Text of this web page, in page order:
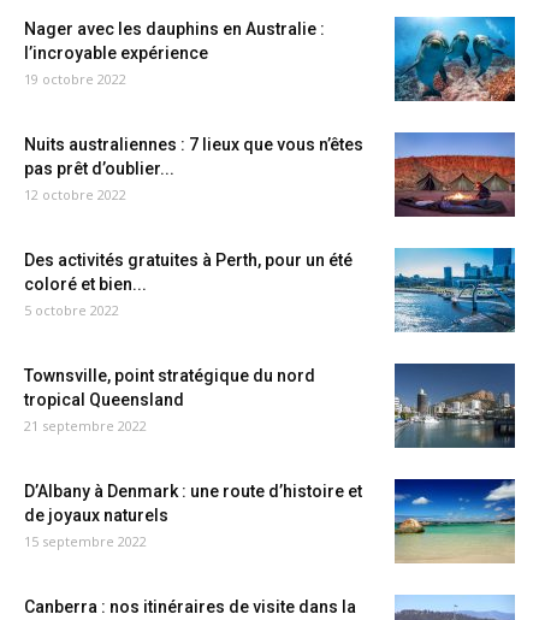
Nager avec les dauphins en Australie :
l’incroyable expérience
19 octobre 2022
Nuits australiennes : 7 lieux que vous n’êtes
pas prêt d’oublier...
12 octobre 2022
Des activités gratuites à Perth, pour un été
coloré et bien...
5 octobre 2022
Townsville, point stratégique du nord
tropical Queensland
21 septembre 2022
D’Albany à Denmark : une route d’histoire et
de joyaux naturels
15 septembre 2022
Canberra : nos itinéraires de visite dans la